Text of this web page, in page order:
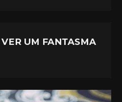
UM FANTASMA